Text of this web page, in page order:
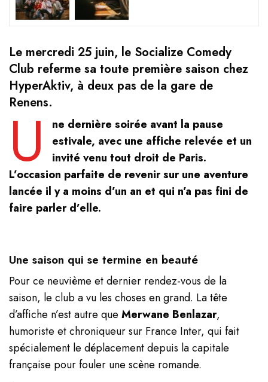
Le mercredi 25 juin, le Socialize Comedy
Club referme sa toute première saison chez
HyperAktiv, à deux pas de la gare de
Renens.
U
ne dernière soirée avant la pause
estivale, avec une affiche relevée et un
invité venu tout droit de Paris.
L’occasion parfaite de revenir sur une aventure
lancée il y a moins d’un an et qui n’a pas fini de
faire parler d’elle.
Une saison qui se termine en beauté
Pour ce neuvième et dernier rendez-vous de la
saison, le club a vu les choses en grand. La tête
d’affiche n’est autre queMerwane Benlazar,
humoriste et chroniqueur sur France Inter, qui fait
spécialement le déplacement depuis la capitale
française pour fouler une scène romande.